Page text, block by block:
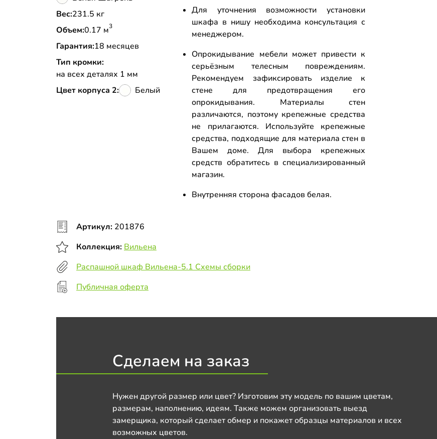
Вес:
231.5 кг
Объем:
0.17 м3
Гарантия:18 месяцев
Тип кромки:
на всех деталях 1 мм
Цвет корпуса 2:
Белый
Для уточнения возможности установки
шкафа в нишу необходима консультация с
менеджером.
Опрокидывание мебели может привести к
серьёзным телесным повреждениям.
Рекомендуем зафиксировать изделие к
стене для предотвращения его
опрокидывания. Материалы стен
различаются, поэтому крепежные средства
не прилагаются. Используйте крепежные
средства, подходящие для материала стен в
Вашем доме. Для выбора крепежных
средств обратитесь в специализированный
магазин.
Внутренняя сторона фасадов белая.
Артикул: 201876
Коллекция: Вильена
Распашной шкаф Вильена-5.1 Схемы сборки
Публичная оферта
Сделаем на заказ
Нужен другой размер или цвет? Изготовим эту модель по вашим цветам,
размерам, наполнению, идеям. Также можем организовать выезд
замерщика, который сделает обмер и покажет образцы материалов и всех
возможных цветов.